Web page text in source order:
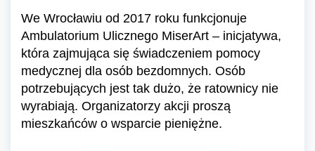
We Wrocławiu od 2017 roku funkcjonuje
Ambulatorium Ulicznego MiserArt – inicjatywa,
która zajmująca się świadczeniem pomocy
medycznej dla osób bezdomnych. Osób
potrzebujących jest tak dużo, że ratownicy nie
wyrabiają. Organizatorzy akcji proszą
mieszkańców o wsparcie pieniężne.